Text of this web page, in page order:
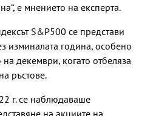
е мнението на експерта.
S&P500 се представи
изминалата година, особено
декември, когато отбеляза
ръстове.
г. се наблюдаваше
на акциите на